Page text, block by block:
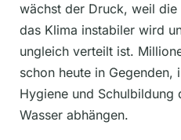
wächst der Druck, weil
das Klima instabiler wird
ungleich verteilt ist.
schon heute in Gegenden,
Hygiene und
Wasser abhängen.